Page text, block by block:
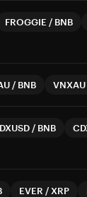
FROGGIE / BNB
/ BNB VNXAU
/ BNB
EVER / XRP